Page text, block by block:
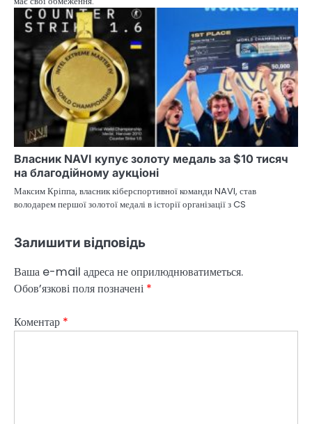
Власник NAVI купує золоту медаль за $10 тисяч
на благодійному аукціоні
Максим Кріппа, власник кіберспортивної команди NAVI, став
володарем першої золотої медалі в історії організації з CS
Залишити відповідь
Ваша e-mail адреса не оприлюднюватиметься.
Обов’язкові поля позначені *
Коментар *